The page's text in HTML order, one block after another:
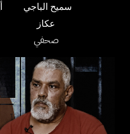
عكاز
صحفي